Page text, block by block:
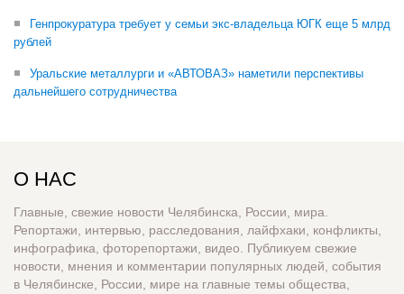
Генпрокуратура требует у семьи экс-владельца ЮГК еще 5 млрд
рублей
Уральские металлурги и «АВТОВАЗ» наметили перспективы
дальнейшего сотрудничества
О НАС
Главные, свежие новости Челябинска, России, мира.
Репортажи, интервью, расследования, лайфхаки, конфликты,
инфографика, фоторепортажи, видео. Публикуем свежие
новости, мнения и комментарии популярных людей, события
в Челябинске, России, мире на главные темы общества,